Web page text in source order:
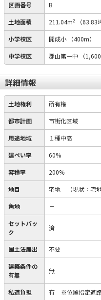
区画番号 B
土地面積 211.04m2 （63.83
小学校区 開成小 （400m）
中学校区 郡山第一中 （
詳細情報
土地権利 所有権
都市計画 市街化区域
用途地域 １種中高
建ぺい率 60%
容積率 200%
地目 宅地 （現状：宅地
角地 －
セットバッ
ク
済
国土法届出 不要
建築条件の
有無
無
私道負担 有 ※位置指定道